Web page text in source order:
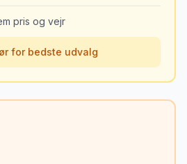
pris og vejr
for bedste udvalg